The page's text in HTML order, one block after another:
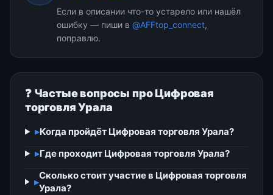
Если в описании что-то устарело или нашёл
ошибку — пиши в @AFFtop_connect,
поправлю.
❓ Частые вопросы про Цифровая
торговля Урала
▸Когда пройдёт Цифровая торговля Урала?
▸Где проходит Цифровая торговля Урала?
▸
Сколько стоит участие в Цифровая торговля
Урала?